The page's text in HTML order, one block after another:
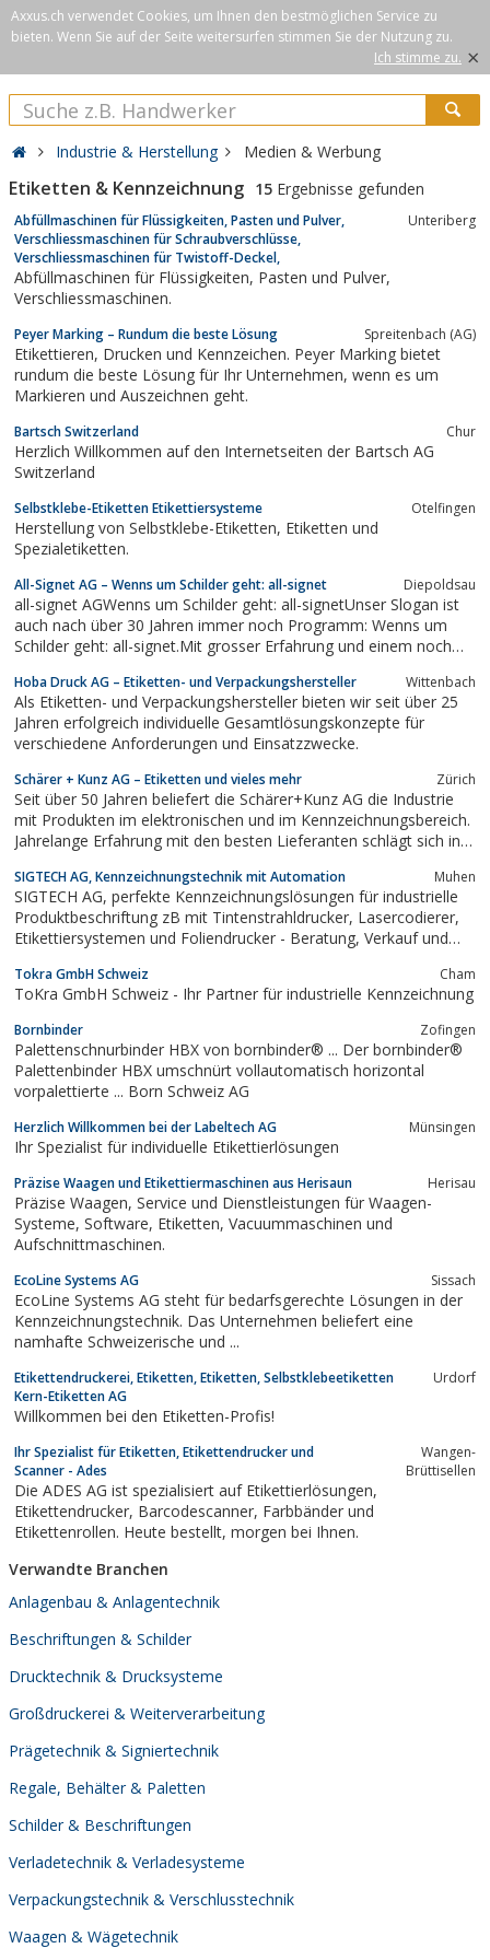
Axxus.ch verwendet Cookies, um Ihnen den bestmöglichen Service zu
bieten. Wenn Sie auf der Seite weitersurfen stimmen Sie der Nutzung zu.
Ich stimme zu. ×
Industrie & Herstellung Medien & Werbung
Etiketten & Kennzeichnung 15 Ergebnisse gefunden
Abfüllmaschinen für Flüssigkeiten, Pasten und Pulver,
Verschliessmaschinen für Schraubverschlüsse,
Verschliessmaschinen für Twistoff-Deckel,
Unteriberg
Abfüllmaschinen für Flüssigkeiten, Pasten und Pulver,
Verschliessmaschinen.
Peyer Marking – Rundum die beste Lösung Spreitenbach (AG)
Etikettieren, Drucken und Kennzeichen. Peyer Marking bietet
rundum die beste Lösung für Ihr Unternehmen, wenn es um
Markieren und Auszeichnen geht.
Bartsch Switzerland Chur
Herzlich Willkommen auf den Internetseiten der Bartsch AG
Switzerland
Selbstklebe-Etiketten Etikettiersysteme Otelfingen
Herstellung von Selbstklebe-Etiketten, Etiketten und
Spezialetiketten.
All-Signet AG – Wenns um Schilder geht: all-signet Diepoldsau
all-signet AGWenns um Schilder geht: all-signetUnser Slogan ist
auch nach über 30 Jahren immer noch Programm: Wenns um
Schilder geht: all-signet.Mit grosser Erfahrung und einem noch
Bereichen Gewerbe, Handel und Industrie diverse Produkte und
Dienstleistungen rund um das...
Hoba Druck AG – Etiketten- und Verpackungshersteller Wittenbach
Als Etiketten- und Verpackungshersteller bieten wir seit über 25
Jahren erfolgreich individuelle Gesamtlösungskonzepte für
verschiedene Anforderungen und Einsatzzwecke.
Schärer + Kunz AG – Etiketten und vieles mehr Zürich
Seit über 50 Jahren beliefert die Schärer+Kunz AG die Industrie
mit Produkten im elektronischen und im Kennzeichnungsbereich.
Jahrelange Erfahrung mit den besten Lieferanten schlägt sich in
Profitieren Sie davon!
SIGTECH AG, Kennzeichnungstechnik mit Automation Muhen
SIGTECH AG, perfekte Kennzeichnungslösungen für industrielle
Produktbeschriftung zB mit Tintenstrahldrucker, Lasercodierer,
Etikettiersystemen und Foliendrucker - Beratung, Verkauf und
Daten und EAN-Code
Tokra GmbH Schweiz Cham
ToKra GmbH Schweiz - Ihr Partner für industrielle Kennzeichnung
Bornbinder Zofingen
Palettenschnurbinder HBX von bornbinder® ... Der bornbinder®
Palettenbinder HBX umschnürt vollautomatisch horizontal
vorpalettierte ... Born Schweiz AG
Herzlich Willkommen bei der Labeltech AG Münsingen
Ihr Spezialist für individuelle Etikettierlösungen
Präzise Waagen und Etikettiermaschinen aus Herisaun Herisau
Präzise Waagen, Service und Dienstleistungen für Waagen-
Systeme, Software, Etiketten, Vacuummaschinen und
Aufschnittmaschinen.
EcoLine Systems AG Sissach
EcoLine Systems AG steht für bedarfsgerechte Lösungen in der
Kennzeichnungstechnik. Das Unternehmen beliefert eine
namhafte Schweizerische und ...
Etikettendruckerei, Etiketten, Etiketten, Selbstklebeetiketten
Kern-Etiketten AG
Urdorf
Willkommen bei den Etiketten-Profis!
Ihr Spezialist für Etiketten, Etikettendrucker und
Scanner - Ades
Wangen-
Brüttisellen
Die ADES AG ist spezialisiert auf Etikettierlösungen,
Etikettendrucker, Barcodescanner, Farbbänder und
Etikettenrollen. Heute bestellt, morgen bei Ihnen.
Verwandte Branchen
Anlagenbau & Anlagentechnik
Beschriftungen & Schilder
Drucktechnik & Drucksysteme
Großdruckerei & Weiterverarbeitung
Prägetechnik & Signiertechnik
Regale, Behälter & Paletten
Schilder & Beschriftungen
Verladetechnik & Verladesysteme
Verpackungstechnik & Verschlusstechnik
Waagen & Wägetechnik